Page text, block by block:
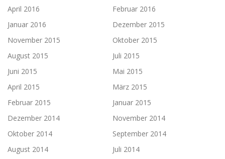
April 2016
Februar 2016
Januar 2016
Dezember 2015
November 2015
Oktober 2015
August 2015
Juli 2015
Juni 2015
Mai 2015
April 2015
März 2015
Februar 2015
Januar 2015
Dezember 2014
November 2014
Oktober 2014
September 2014
August 2014
Juli 2014